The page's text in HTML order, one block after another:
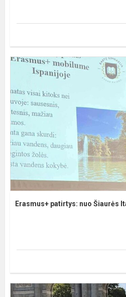
Erasmus+ patirtys: nuo Šiaurės